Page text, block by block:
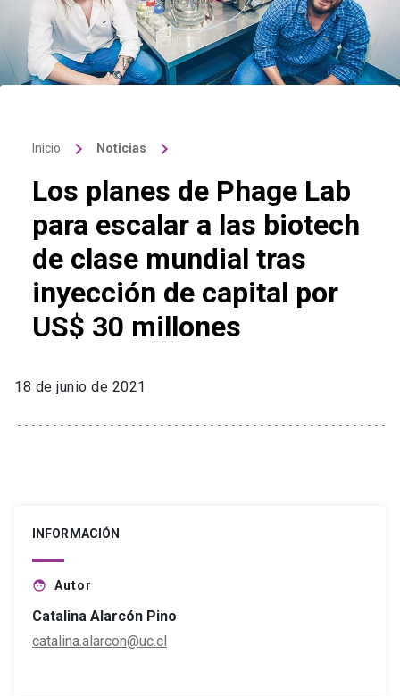
Inicio keyboard_arrow_right Noticias keyboard_arrow_right
Los planes de Phage Lab
para escalar a las biotech
de clase mundial tras
inyección de capital por
US$ 30 millones
18 de junio de 2021
INFORMACIÓN
face Autor
Catalina Alarcón Pino
catalina.alarcon@uc.cl